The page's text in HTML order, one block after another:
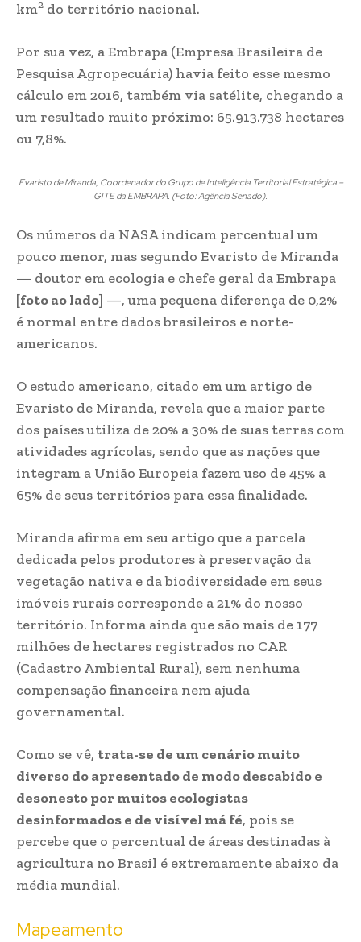
km2 do território nacional.
Por sua vez, a Embrapa (Empresa Brasileira de
Pesquisa Agropecuária) havia feito esse mesmo
cálculo em 2016, também via satélite, chegando a
um resultado muito próximo: 65.913.738 hectares
ou 7,8%.
Evaristo de Miranda, Coordenador do Grupo de Inteligência Territorial Estratégica –
GITE da EMBRAPA. (Foto: Agência Senado).
Os números da NASA indicam percentual um
pouco menor, mas segundo Evaristo de Miranda
— doutor em ecologia e chefe geral da Embrapa
[foto ao lado] —, uma pequena diferença de 0,2%
é normal entre dados brasileiros e norte-
americanos.
O estudo americano, citado em um artigo de
Evaristo de Miranda, revela que a maior parte
dos países utiliza de 20% a 30% de suas terras com
atividades agrícolas, sendo que as nações que
integram a União Europeia fazem uso de 45% a
65% de seus territórios para essa finalidade.
Miranda afirma em seu artigo que a parcela
dedicada pelos produtores à preservação da
vegetação nativa e da biodiversidade em seus
imóveis rurais corresponde a 21% do nosso
território. Informa ainda que são mais de 177
milhões de hectares registrados no CAR
(Cadastro Ambiental Rural), sem nenhuma
compensação financeira nem ajuda
governamental.
Como se vê, trata-se de um cenário muito
diverso do apresentado de modo descabido e
desonesto por muitos ecologistas
desinformados e de visível má fé, pois se
percebe que o percentual de áreas destinadas à
agricultura no Brasil é extremamente abaixo da
média mundial.
Mapeamento